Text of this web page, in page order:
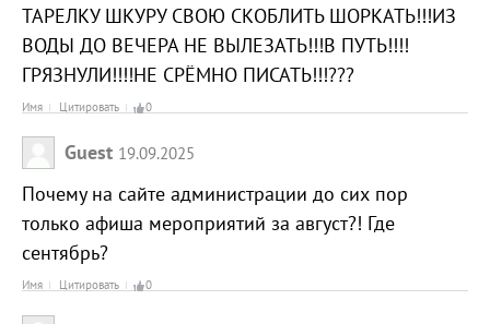
ТАРЕЛКУ ШКУРУ СВОЮ СКОБЛИТЬ ШОРКАТЬ!!!ИЗ
ВОДЫ ДО ВЕЧЕРА НЕ ВЫЛЕЗАТЬ!!!В ПУТЬ!!!!
ГРЯЗНУЛИ!!!!НЕ СРЁМНО ПИСАТЬ!!!???
Имя Цитировать 0
Guest 19.09.2025
Почему на сайте администрации до сих пор
только афиша мероприятий за август?! Где
сентябрь?
Имя Цитировать 0